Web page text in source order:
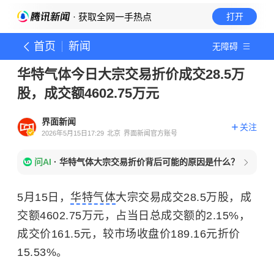
· 获取全网一手热点 打开
首页 新闻 无障碍
华特气体今日大宗交易折价成交28.5万
股，成交额4602.75万元
界面新闻
2026年5月15日17:29 北京 界面新闻官方账号
关注
问AI · 华特气体大宗交易折价背后可能的原因是什么？
5月15日， 华特气体大宗交易成交28.5万股，成
交额4602.75万元，占当日总成交额的2.15%，
成交价161.5元，较市场收盘价189.16元折价
15.53%。